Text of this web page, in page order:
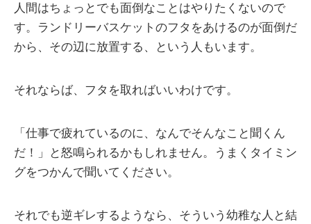
人間はちょっとでも面倒なことはやりたくないので
す。ランドリーバスケットのフタをあけるのが面倒だ
から、その辺に放置する、という人もいます。
それならば、フタを取ればいいわけです。
「仕事で疲れているのに、なんでそんなこと聞くん
だ！」と怒鳴られるかもしれません。うまくタイミン
グをつかんで聞いてください。
それでも逆ギレするようなら、そういう幼稚な人と結